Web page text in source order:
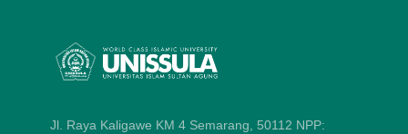
Jl. Raya Kaligawe KM 4 Semarang, 50112 NPP: